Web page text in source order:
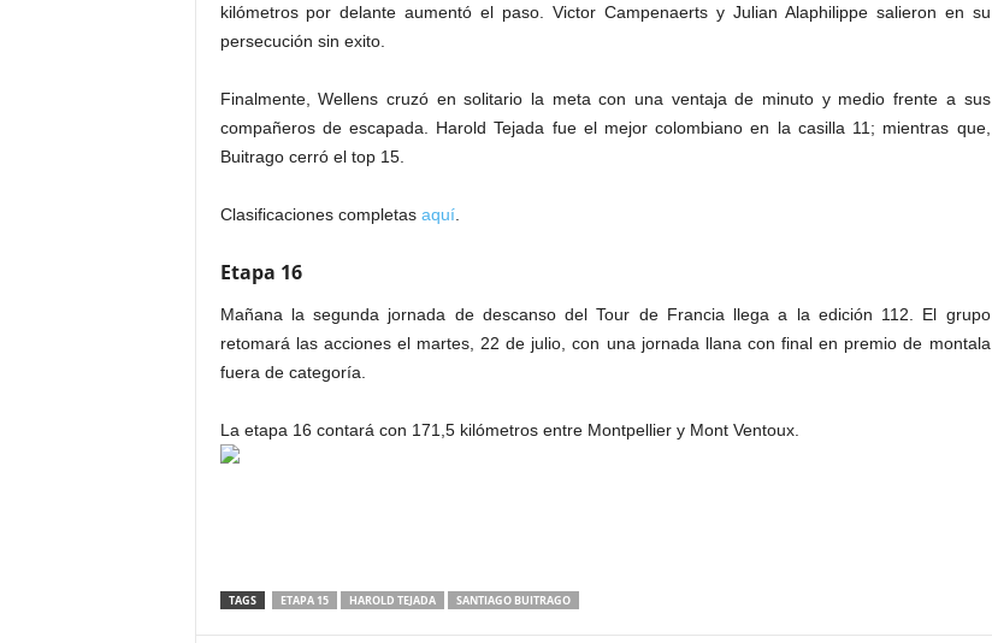
kilómetros por delante aumentó el paso. Victor Campenaerts y Julian Alaphilippe salieron en su
persecución sin exito.
Finalmente, Wellens cruzó en solitario la meta con una ventaja de minuto y medio frente a sus
compañeros de escapada. Harold Tejada fue el mejor colombiano en la casilla 11; mientras que,
Buitrago cerró el top 15.
Clasificaciones completas aquí.
Etapa 16
Mañana la segunda jornada de descanso del Tour de Francia llega a la edición 112. El grupo
retomará las acciones el martes, 22 de julio, con una jornada llana con final en premio de montala
fuera de categoría.
La etapa 16 contará con 171,5 kilómetros entre Montpellier y Mont Ventoux.
TAGS ETAPA 15 HAROLD TEJADA SANTIAGO BUITRAGO